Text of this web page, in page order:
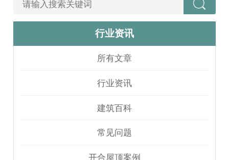
行业资讯
所有文章
行业资讯
建筑百科
常见问题
开合屋顶案例